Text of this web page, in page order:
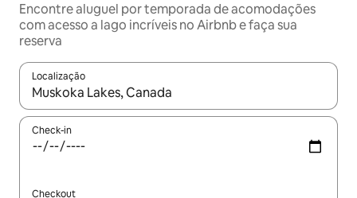
Encontre aluguel por temporada de acomodações
com acesso a lago incríveis no Airbnb e faça sua
reserva
Localização
Quando os resultados estiverem disponíveis, explore-os
Check-in
Checkout